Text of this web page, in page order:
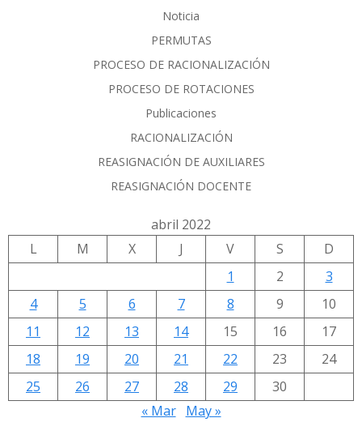
Noticia
PERMUTAS
PROCESO DE RACIONALIZACIÓN
PROCESO DE ROTACIONES
Publicaciones
RACIONALIZACIÓN
REASIGNACIÓN DE AUXILIARES
REASIGNACIÓN DOCENTE
abril 2022
L
M X J V S
D
1
2
3
4
5 6 7 8 9
10
11
12 13 14 15 16
17
18
19 20 21 22 23
24
25
26 27 28 29
30
« Mar
May »